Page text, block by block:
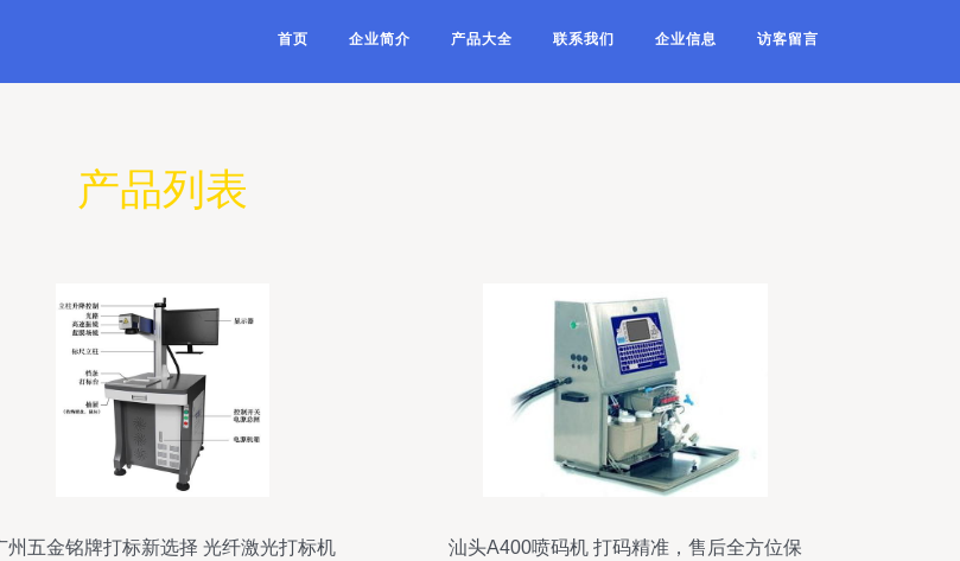
首页 企业简介 产品大全 联系我们 企业信息 访客留言
产品列表
州五金铭牌打标新选择 光纤激光打标机
汕头A400喷码机 打码精准，售后全方位保